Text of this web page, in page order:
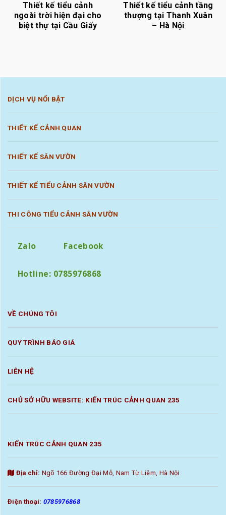
Thiết kế tiểu cảnh
ngoài trời hiện đại cho
biệt thự tại Cầu Giấy
Thiết kế tiểu cảnh tầng
thượng tại Thanh Xuân
– Hà Nội
DỊCH VỤ NỔI BẬT
THIẾT KẾ CẢNH QUAN
THIẾT KẾ SÂN VƯỜN
THIẾT KẾ TIỂU CẢNH SÂN VƯỜN
THI CÔNG TIỂU CẢNH SÂN VƯỜN
Zalo Facebook
Hotline: 0785976868
VỀ CHÚNG TÔI
QUY TRÌNH BÁO GIÁ
LIÊN HỆ
CHỦ SỞ HỮU WEBSITE: KIẾN TRÚC CẢNH QUAN 235
KIẾN TRÚC CẢNH QUAN 235
Địa chỉ: Ngõ 166 Đường Đại Mỗ, Nam Từ Liêm, Hà Nội
Điện thoại: 0785976868